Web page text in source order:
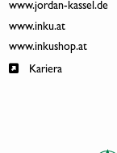
www.jordan-kassel.de
www.inku.at
www.inkushop.at
Kariera